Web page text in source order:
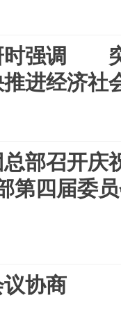
时强调
经济社
部召开庆
第四届委
协商